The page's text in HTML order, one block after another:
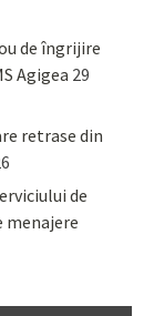
de îngrijire
Agigea 29
retrase din
de
menajere